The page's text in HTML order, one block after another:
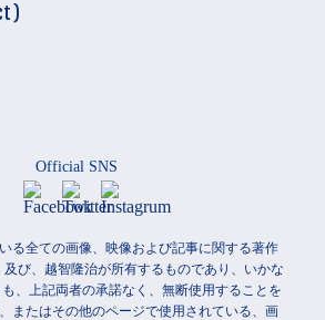
)
Official SNS
る全ての画像、映像および記事に関する著作
び、越智隆治が所有するものであり、いかな
、上記両者の承諾なく、無断使用することを
またはその他のページで使用されている、画